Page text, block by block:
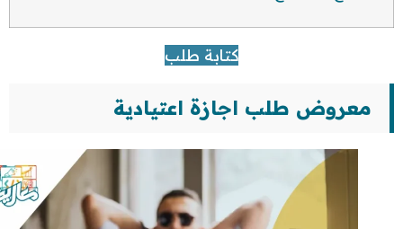
كتابة طلب
معروض طلب اجازة اعتيادية